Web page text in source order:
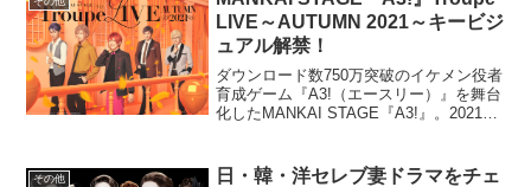
LIVE～AUTUMN 2021～キービジ
ュアル解禁！
ダウンロード数750万突破のイケメン役者
育成ゲーム『A3!（エースリー）』を舞台
化したMANKAI STAGE『A3!』。2021年
Troupe LIVE...
その他
日・韓・洋セレブ妻ドラマをチェ